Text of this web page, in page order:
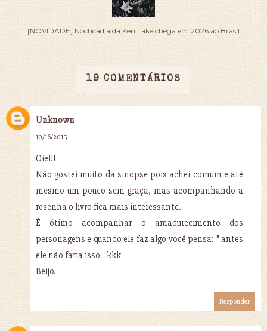
[NOVIDADE] Nocticadia da Keri Lake chega em 2026 ao Brasil
19 COMENTÁRIOS
Unknown
10/16/2015
Oie!!!
Não gostei muito da sinopse pois achei comum e até
mesmo um pouco sem graça, mas acompanhando a
resenha o livro fica mais interessante.
É ótimo acompanhar o amadurecimento dos
personagens e quando ele faz algo você pensa: " antes
ele não faria isso " kkk
Beijo.
Responder